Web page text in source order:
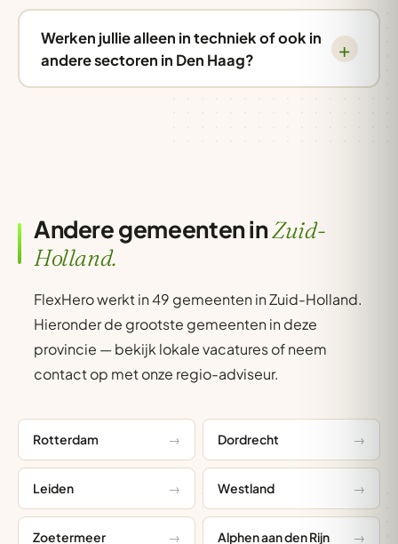
Werken jullie alleen in techniek of ook in
andere sectoren in Den Haag?
Andere gemeenten inZuid-
Holland.
FlexHero werkt in 49 gemeenten in Zuid-Holland.
Hieronder de grootste gemeenten in deze
provincie — bekijk lokale vacatures of neem
contact op met onze regio-adviseur.
Rotterdam Dordrecht
Leiden Westland
Zoetermeer Alphen aan den Rijn